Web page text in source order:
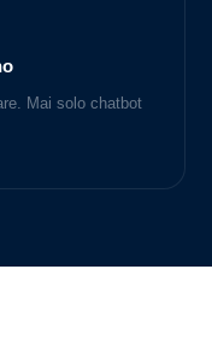
Mai solo chatbot